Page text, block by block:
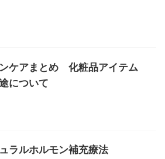
ケアまとめ 化粧品アイテム
について
ラルホルモン補充療法